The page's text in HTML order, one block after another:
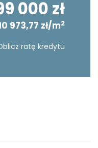
000 zł
973,77 zł/m2
ratę kredytu